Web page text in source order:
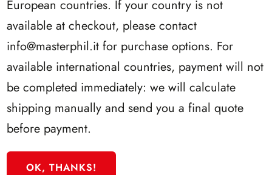
SFORZESCO ITALIA 1996 PAGINE 6
European countries. If your country is not
available at checkout, please contact
info@masterphil.it for purchase options. For
available international countries, payment will not
be completed immediately: we will calculate
shipping manually and send you a final quote
before payment.
OK, THANKS!